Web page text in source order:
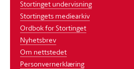
Stortinget undervisning
Stortingets mediearkiv
Ordbok for Stortinget
Nyhetsbrev
Om nettstedet
Personvernerklæring